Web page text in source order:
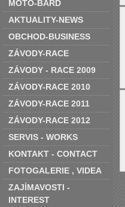
MOTO-BARD
AKTUALITY-NEWS
OBCHOD-BUSINESS
ZÁVODY-RACE
ZÁVODY - RACE 2009
ZÁVODY-RACE 2010
ZÁVODY-RACE 2011
ZÁVODY-RACE 2012
SERVIS - WORKS
KONTAKT - CONTACT
FOTOGALERIE ‚ VIDEA
ZAJÍMAVOSTI -
INTEREST